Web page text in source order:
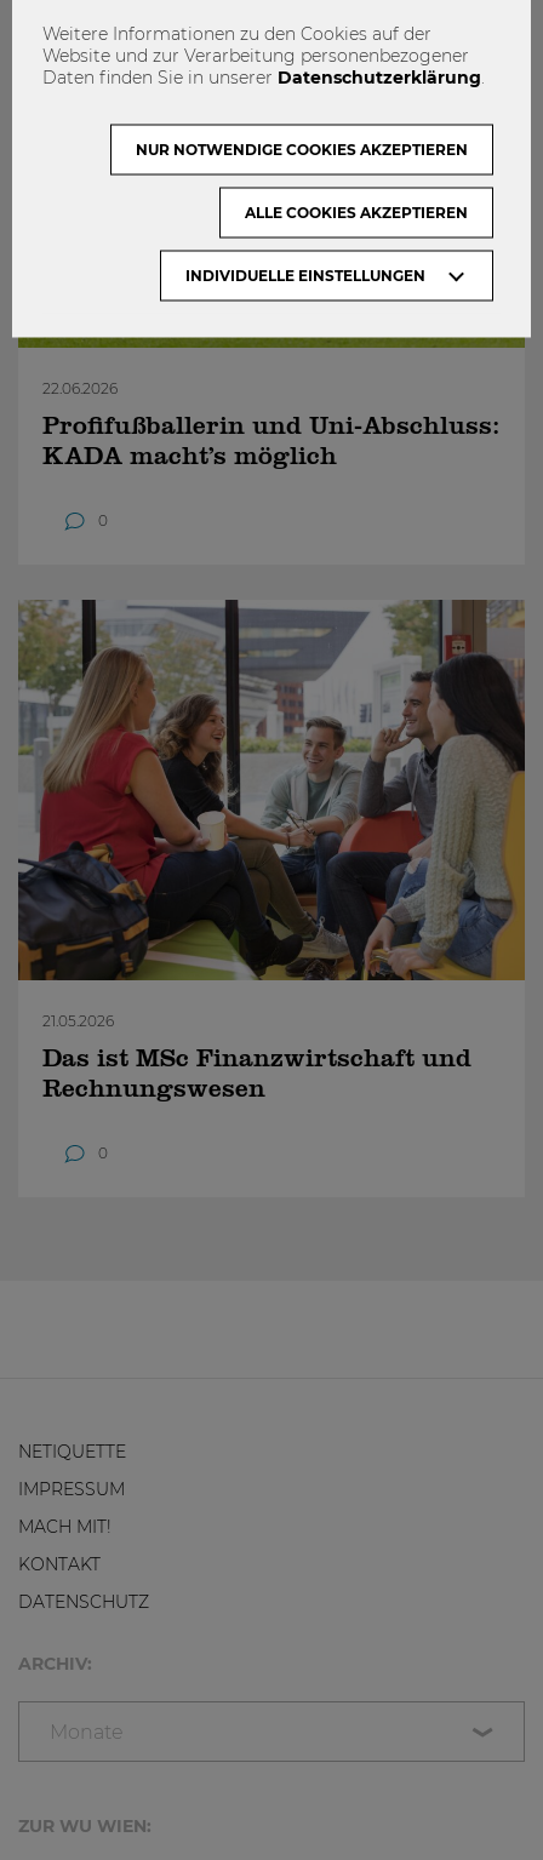
22.06.2026
Profifußballerin und Uni-Abschluss:
KADA macht’s möglich
0
21.05.2026
Das ist MSc Finanzwirtschaft und
Rechnungswesen
0
NETIQUETTE
IMPRESSUM
MACH MIT!
KONTAKT
DATENSCHUTZ
ARCHIV:
Monate
ZUR WU WIEN:
Weitere Informationen zu den Cookies auf der
Website und zur Verarbeitung personenbezogener
Daten finden Sie in unserer Datenschutzerklärung
INDIVIDUELLE EINSTELLUNGEN
NUR NOTWENDIGE COOKIES AKZEPTIEREN
ALLE COOKIES AKZEPTIEREN